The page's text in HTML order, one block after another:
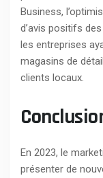
Business,
d’avis positifs
les entreprises
magasins de
clients locaux.
En 2023, le
présenter de